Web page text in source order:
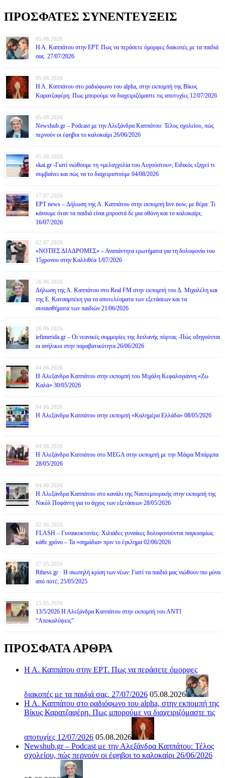
ΠΡΟΣΦΑΤΕΣ ΣΥΝΕΝΤΕΥΞΕΙΣ
05.08.2026
Η Α. Καππάτου στην ΕΡΤ. Πως να περάσετε όμορφες διακοπές με τα παιδιά
σας. 27/07/2026
05.08.2026
Η Α. Καππάτου στο ραδιόφωνο του alpha, στην εκπομπή της Βίκυς
Καρατζαφέρη. Πως μπορούμε να διαχειριζόμαστε τις αποτυχίες 12/07/2026
05.08.2026
Newshub.gr – Podcast με την Αλεξάνδρα Καππάτου: Τέλος σχολείου, πώς
περνούν οι έφηβοι το καλοκαίρι 26/06/2026
05.08.2026
skai.gr -Γιατί νιώθουμε τη «μελαγχολία του Αυγούστου»; Ειδικός εξηγεί τι
συμβαίνει και πώς να το διαχειριστούμε 04/08/2026
17.07.2026
ΕΡΤ news – Δήλωση της Α. Καππάτου στην εκπομπή live now, με θέμα: Τι
κάνουμε όταν τα παιδιά είναι μπροστά δε μια οθόνη και το καλοκαίρι;
16/07/2026
02.07.2026
«ΝΟΤΙΕΣ ΔΙΑΔΡΟΜΕΣ» – Αναπάντητα ερωτήματα για τη δολοφονία του
15χρονου στην Καλλιθέα 1/07/2026
26.06.2026
Δήλωση της Α. Καππάτου στο Real FM στην εκπομπή του Δ. Μιχαλέλη και
της Ε. Κατσαμπέκη για τα αποτελέσματα των εξετάσεων και τα
συναισθήματα των παιδιών 21/06/2026
26.06.2026
iefimerida.gr – Οι νεανικές συμμορίες της διπλανής πόρτας -Πώς οδηγούνται
οι ανήλικοι στην παραβατικότητα 26/06/2026
04.06.2026
H Αλεξάνδρα Καππάτου στην εκπομπή του Μιχάλη Κεφαλογιάννη «Ζω
Καλά» 30/05/2026
04.06.2026
H Αλεξάνδρα Καππάτου στην εκπομπή «Καλημέρα Ελλάδα» 08/05/2026
04.06.2026
H Αλεξάνδρα Καππάτου στο MEGA στην εκπομπή με την Μάιρα Mπάρμπα
28/05/2026
04.06.2026
H Αλεξάνδρα Καππάτου στο κανάλι της Ναυτεμπορικής στην εκπομπή της
Νικόλ Ποφάντη για το άγχος των εξετάσεων 28/05/2026
02.06.2026
FLASH – Γυναικοκτονίες: Χιλιάδες γυναίκες δολοφονούνται παγκοσμίως
κάθε χρόνο – Τα «σημάδια» πριν το έγκλημα 02/06/2026
27.05.2026
Rthess.gr · Η σιωπηλή κρίση των νέων: Γιατί τα παιδιά μας νιώθουν πιο μόνα
από ποτέ; 25/05/2025
25.05.2026
13/5/2026 Η Αλεξάνδρα Καππάτου στην εκπομπή του ΑΝΤ1
“Αποκαλύψεις”
ΠΡΟΣΦΑΤΑ ΑΡΘΡΑ
Η Α. Καππάτου στην ΕΡΤ. Πως να περάσετε όμορφες
διακοπές με τα παιδιά σας. 27/07/2026 05.08.2026
Η Α. Καππάτου στο ραδιόφωνο του alpha, στην εκπομπή της
Βίκυς Καρατζαφέρη. Πως μπορούμε να διαχειριζόμαστε τις
αποτυχίες 12/07/2026 05.08.2026
Newshub.gr – Podcast με την Αλεξάνδρα Καππάτου: Τέλος
σχολείου, πώς περνούν οι έφηβοι το καλοκαίρι 26/06/2026